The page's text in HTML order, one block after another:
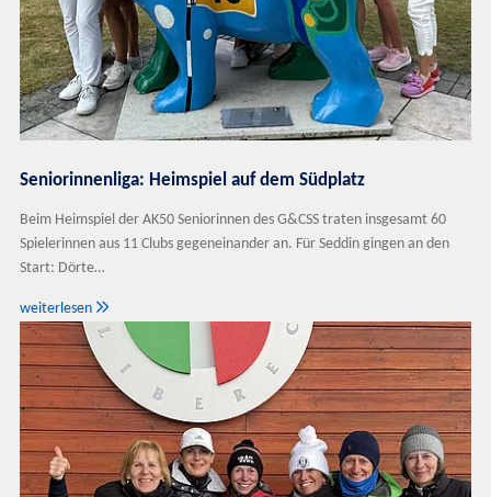
Seniorinnenliga: Heimspiel auf dem Südplatz
Beim Heimspiel der AK50 Seniorinnen des G&CSS traten insgesamt 60
Spielerinnen aus 11 Clubs gegeneinander an. Für Seddin gingen an den
Start: Dörte…
weiterlesen 